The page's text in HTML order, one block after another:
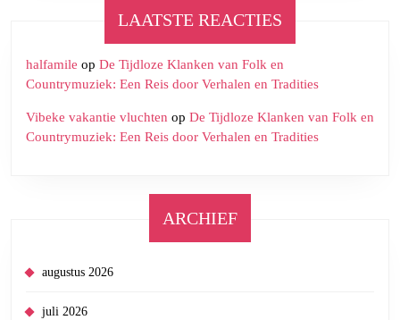
LAATSTE REACTIES
halfamile op De Tijdloze Klanken van Folk en
Countrymuziek: Een Reis door Verhalen en Tradities
Vibeke vakantie vluchten op De Tijdloze Klanken van Folk en
Countrymuziek: Een Reis door Verhalen en Tradities
ARCHIEF
augustus 2026
juli 2026